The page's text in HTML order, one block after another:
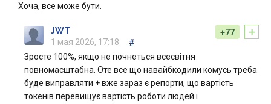
Хоча, все може бути.
+
+77
JWT
1 мая 2026, 17:18
#
Зросте 100%, якщо не почнеться всесвітня
повномасштабна. Оте все що навайбкодили комусь треба
буде виправляти + вже зараз є репорти, що вартість
токенів перевищує вартість роботи людей і